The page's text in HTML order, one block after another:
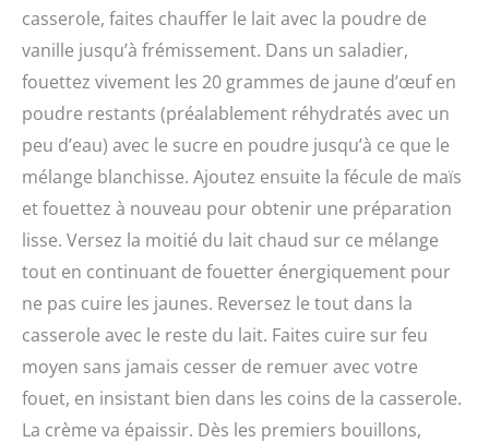
casserole, faites chauffer le lait avec la poudre de
vanille jusqu’à frémissement. Dans un saladier,
fouettez vivement les 20 grammes de jaune d’œuf en
poudre restants (préalablement réhydratés avec un
peu d’eau) avec le sucre en poudre jusqu’à ce que le
mélange blanchisse. Ajoutez ensuite la fécule de maïs
et fouettez à nouveau pour obtenir une préparation
lisse. Versez la moitié du lait chaud sur ce mélange
tout en continuant de fouetter énergiquement pour
ne pas cuire les jaunes. Reversez le tout dans la
casserole avec le reste du lait. Faites cuire sur feu
moyen sans jamais cesser de remuer avec votre
fouet, en insistant bien dans les coins de la casserole.
La crème va épaissir. Dès les premiers bouillons,